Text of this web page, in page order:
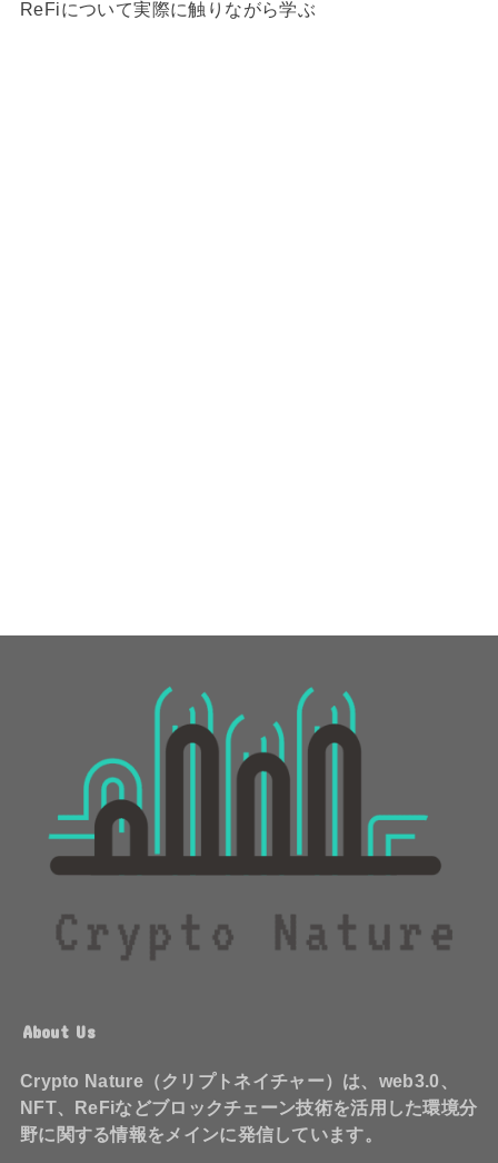
ReFiについて実際に触りながら学ぶ
About Us
Crypto Nature（クリプトネイチャー）は、web3.0、
NFT、ReFiなどブロックチェーン技術を活用した環境分
野に関する情報をメインに発信しています。